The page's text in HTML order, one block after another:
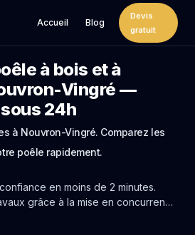
Accueil Blog
Devis
gratuit
à bois et à
Vingré —
24h
à Nouvron-Vingré. Comparez les
poêle rapidement.
en moins de 2 minutes.
grâce à la mise en concurrence